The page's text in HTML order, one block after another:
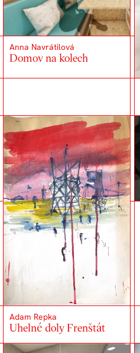
Anna Navrátilová
Domov na kolech
Adam Repka
Uhelné doly Frenštát